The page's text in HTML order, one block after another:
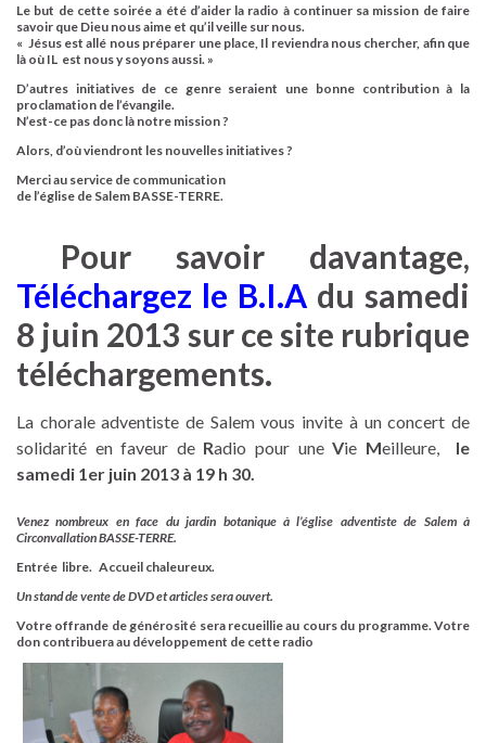
Le but de cette soirée a été d’aider la radio à continuer sa mission de faire
savoir que Dieu nous aime et qu’il veille sur nous.
« Jésus est allé nous préparer une place, Il reviendra nous chercher, afin que
là où IL est nous y soyons aussi. »
D’autres initiatives de ce genre seraient une bonne contribution à la
proclamation de l’évangile.
N’est-ce pas donc là notre mission ?
Alors, d’où viendront les nouvelles initiatives ?
Merci au service de communication
de l’église de Salem BASSE-TERRE.
Pour savoir davantage,
Téléchargez le B.I.A du samedi
8 juin 2013 sur ce site rubrique
téléchargements.
La chorale adventiste de Salem vous invite à un concert de
solidarité en faveur de Radio pour uneVie Meilleure, le
samedi 1er juin 2013 à 19 h 30.
Venez nombreux en face du jardin botanique à l’église adventiste de Salem à
Circonvallation BASSE-TERRE.
Entrée libre. Accueil chaleureux.
Un stand de vente de DVD et articles sera ouvert.
Votre offrande de générosité sera recueillie au cours du programme.Votre
don contribuera au développement de cette radio